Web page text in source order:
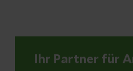
Ihr Partner für